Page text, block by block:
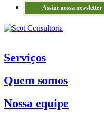
Assine nossa newsletter
Serviços
Quem somos
Nossa equipe